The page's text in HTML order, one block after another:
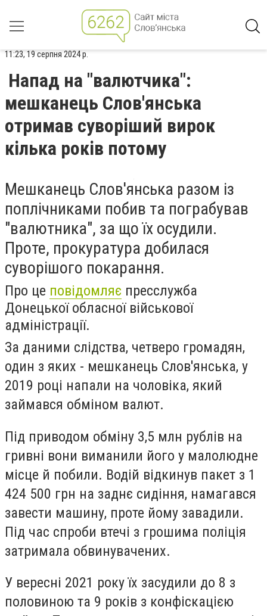
11:23, 19 серпня 2024 р.
Напад на "валютчика":
мешканець Слов'янська
отримав суворіший вирок
кілька років потому
Мешканець Слов'янська разом із
поплічниками побив та пограбував
"валютника", за що їх осудили.
Проте, прокуратура добилася
суворішого покарання.
Про це повідомляє пресслужба
Донецької обласної військової
адміністрації.
За даними слідства, четверо громадян,
один з яких - мешканець Слов'янська, у
2019 році напали на чоловіка, який
займався обміном валют.
Під приводом обміну 3,5 млн рублів на
гривні вони виманили його у малолюдне
місце й побили. Водій відкинув пакет з 1
424 500 грн на заднє сидіння, намагався
завести машину, проте йому завадили.
Під час спроби втечі з грошима поліція
затримала обвинувачених.
У вересні 2021 року їх засудили до 8 з
половиною та 9 років з конфіскацією